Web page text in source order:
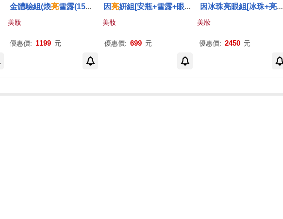
金體驗組(煥亮雪露(15ml)
+輕
公司貨
美妝
優惠價: 1199 元
因亮妍組[安瓶+雪露+眼霜
美妝
優惠價: 699 元
因冰珠亮眼組[冰珠+亮眼
霜+手提包]-國際航空版
美妝
優惠價: 2450 元